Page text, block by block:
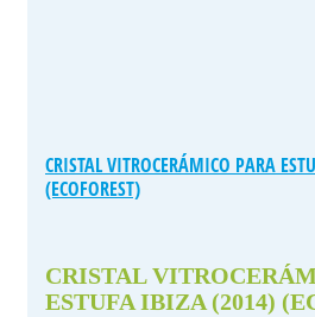
CRISTAL VITROCERÁMICO PARA
(ECOFOREST)
CRISTAL
ESTUFA IBIZA (2014)